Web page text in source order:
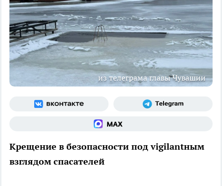
из телеграма главы Чувашии
Крещение в безопасности под vigilantным
взглядом спасателей